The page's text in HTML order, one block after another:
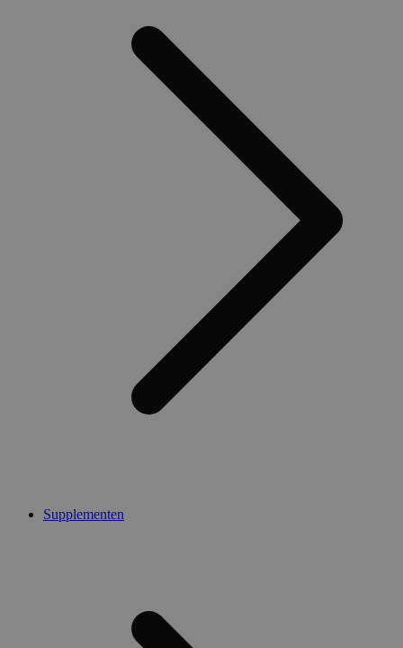
Supplementen